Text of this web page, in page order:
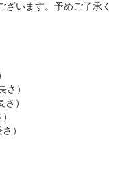
ざいます。予めご了承く
）
）
）